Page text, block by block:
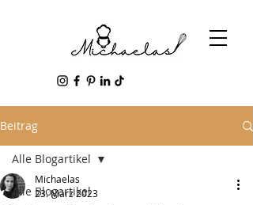
Beitrag
Alle Blogartikel
Alle Blogartikel
Michaelas
23. März 2023